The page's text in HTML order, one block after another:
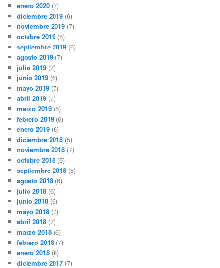
enero 2020 (7)
diciembre 2019 (6)
noviembre 2019 (7)
octubre 2019 (5)
septiembre 2019 (6)
agosto 2019 (7)
julio 2019 (7)
junio 2019 (6)
mayo 2019 (7)
abril 2019 (7)
marzo 2019 (5)
febrero 2019 (6)
enero 2019 (6)
diciembre 2018 (5)
noviembre 2018 (7)
octubre 2018 (5)
septiembre 2018 (5)
agosto 2018 (6)
julio 2018 (6)
junio 2018 (6)
mayo 2018 (7)
abril 2018 (7)
marzo 2018 (6)
febrero 2018 (7)
enero 2018 (8)
diciembre 2017 (7)